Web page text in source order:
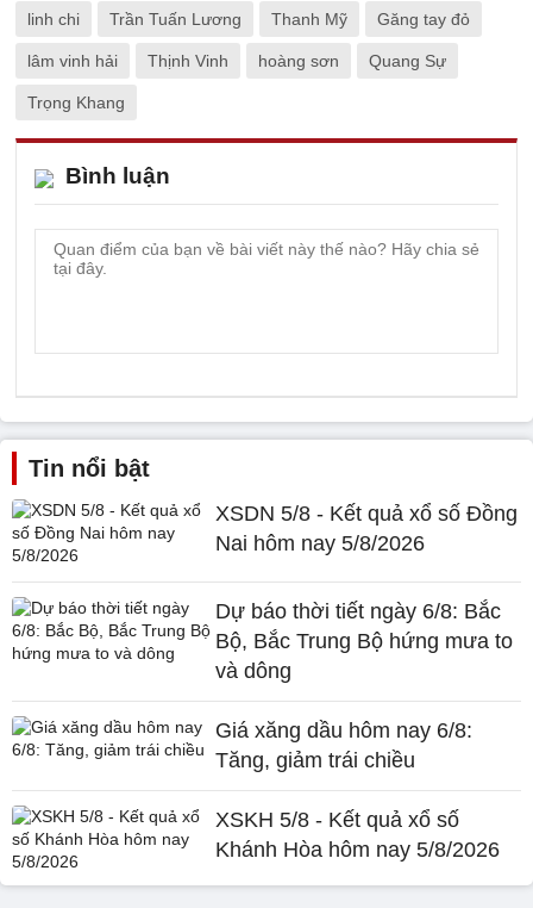
linh chi Trần Tuấn Lương Thanh Mỹ Găng tay đỏ
lâm vinh hải Thịnh Vinh hoàng sơn Quang Sự
Trọng Khang
Bình luận
Tin nổi bật
XSDN 5/8 - Kết quả xổ số Đồng
Nai hôm nay 5/8/2026
Dự báo thời tiết ngày 6/8: Bắc
Bộ, Bắc Trung Bộ hứng mưa to
và dông
Giá xăng dầu hôm nay 6/8:
Tăng, giảm trái chiều
XSKH 5/8 - Kết quả xổ số
Khánh Hòa hôm nay 5/8/2026